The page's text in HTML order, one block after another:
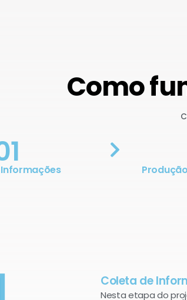
Como
Coleta de
Nesta etapa do